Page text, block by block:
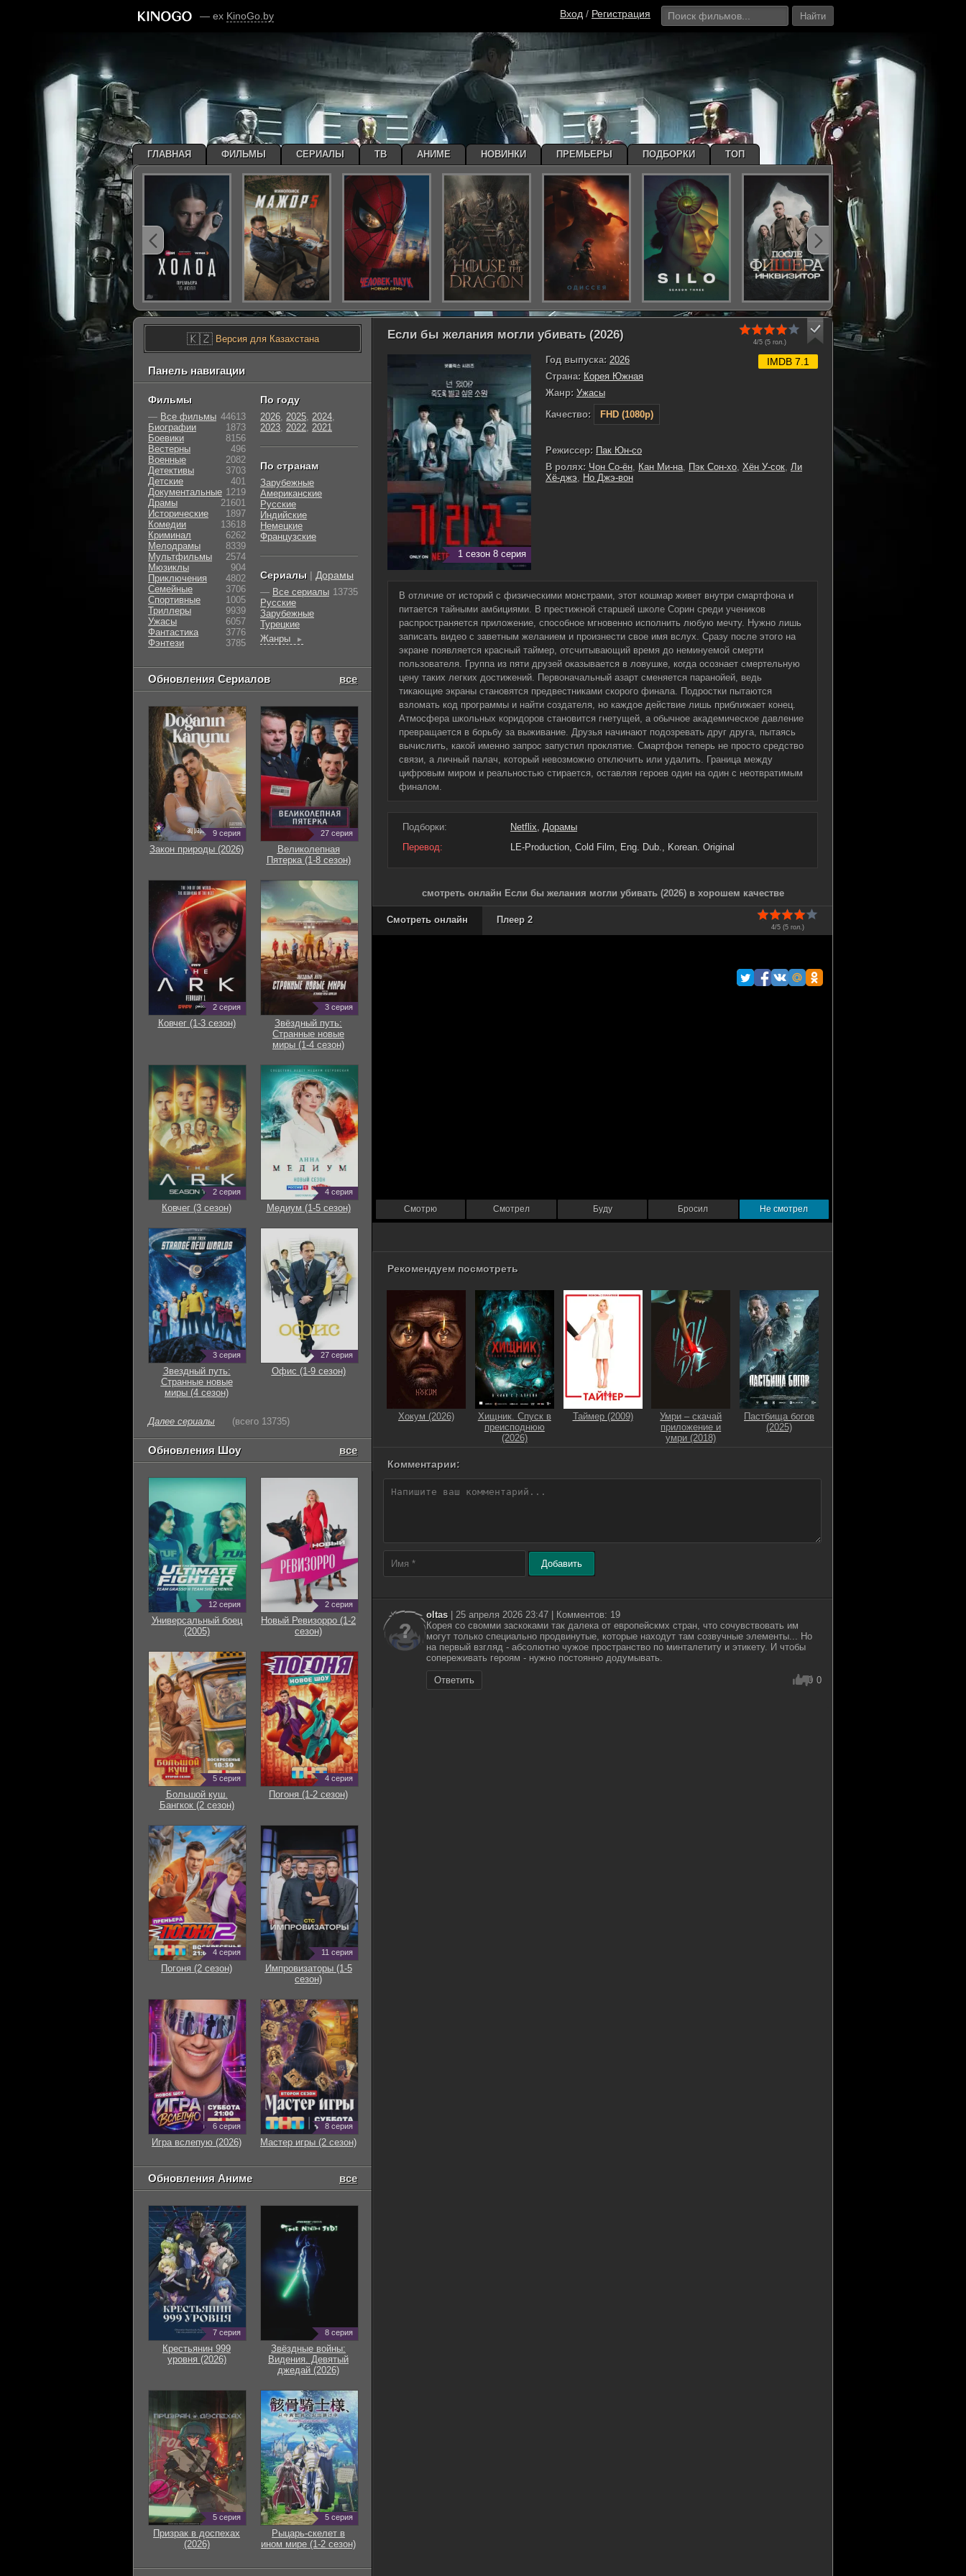
— ex KinoGo.by Вход / Регистрация Найти
Если бы желания могли убивать (2026)
4/5 (5гол.)
1 сезон 8 серия
Год выпуска: 2026
Страна: Корея Южная
Жанр: Ужасы
Качество:
FHD (1080p)
IMDB 7.1
Режиссер: Пак Юн-со
В ролях: Чон Со-ён, Кан Ми-на, Пэк Сон-хо, Хён У-сок, Ли
Хё-джэ, Но Джэ-вон
В отличие от историй с физическими монстрами, этот кошмар живет внутри смартфона и
питается тайными амбициями. В престижной старшей школе Сорин среди учеников
распространяется приложение, способное мгновенно исполнить любую мечту. Нужно лишь
записать видео с заветным желанием и произнести свое имя вслух. Сразу после этого на
экране появляется красный таймер, отсчитывающий время до неминуемой смерти
пользователя. Группа из пяти друзей оказывается в ловушке, когда осознает смертельную
цену таких легких достижений. Первоначальный азарт сменяется паранойей, ведь
тикающие экраны становятся предвестниками скорого финала. Подростки пытаются
взломать код программы и найти создателя, но каждое действие лишь приближает конец.
Атмосфера школьных коридоров становится гнетущей, а обычное академическое давление
превращается в борьбу за выживание. Друзья начинают подозревать друг друга, пытаясь
вычислить, какой именно запрос запустил проклятие. Смартфон теперь не просто средство
связи, а личный палач, который невозможно отключить или удалить. Граница между
цифровым миром и реальностью стирается, оставляя героев один на один с неотвратимым
финалом.
Подборки: Netflix, Дорамы
Перевод:
LE-Production, Cold Film, Eng. Dub., Korean. Original
смотреть онлайн Если бы желания могли убивать (2026) в хорошем качестве
4/5 (5гол.)
Смотреть онлайн Плеер 2
Смотрю Смотрел Буду Бросил Не смотрел
Рекомендуем посмотреть
Хокум (2026)
Хищник. Спуск в
преисподнюю
(2026)
Таймер (2009)
Умри – скачай
приложение и
умри (2018)
Пастбища богов
(2025)
Комментарии:
Добавить
oltas| 25 апреля 2026 23:47 | Комментов: 19
Корея со свомми заскоками так далека от европейскмх стран, что сочувствовать им
могут только специально продвинутые, которые находут там созвучные элементы... Но
на первый взгляд - абсолютно чужое пространство по минталетиту и этикету. И чтобы
сопереживать героям - нужно постоянно додумывать.
Ответить 0 0
🇰🇿Версия для Казахстана
Панель навигации
Фильмы
— Все фильмы 44613
Биографии
1873
Боевики
8156
Вестерны
496
Военные
2082
Детективы
3703
Детские
401
Документальные 1219
Драмы
21601
Исторические
1897
Комедии
13618
Криминал
6262
Мелодрамы
8339
Мультфильмы
2574
Мюзиклы
904
Приключения
4802
Семейные
3706
Cпортивные
1005
Триллеры
9939
Ужасы
6057
Фантастика
3776
Фэнтези
3785
По году
2026, 2025, 2024,
2023, 2022, 2021
По странам
Зарубежные
Американские
Русские
Индийские
Немецкие
Французские
Сериалы | Дорамы
— Все сериалы 13735
Русские
Зарубежные
Турецкие
Жанры
►
Обновления Сериалов все
9 серия
Закон природы (2026)
27 серия
Великолепная
Пятерка (1-8 сезон)
2 серия
Ковчег (1-3 сезон)
3 серия
Звёздный путь:
Странные новые
миры (1-4 сезон)
2 серия
Ковчег (3 сезон)
4 серия
Медиум (1-5 сезон)
3 серия
Звездный путь:
Странные новые
миры (4 сезон)
27 серия
Офис (1-9 сезон)
Далее сериалы (всего 13735)
Обновления Шоу все
12 серия
Универсальный боец
(2005)
2 серия
Новый Ревизорро (1-2
сезон)
5 серия
Большой куш.
Бангкок (2 сезон)
4 серия
Погоня (1-2 сезон)
4 серия
Погоня (2 сезон)
11 серия
Импровизаторы (1-5
сезон)
6 серия
Игра вслепую (2026)
8 серия
Мастер игры (2 сезон)
Обновления Аниме все
7 серия
Крестьянин 999
уровня (2026)
8 серия
Звёздные войны:
Видения. Девятый
джедай (2026)
5 серия
Призрак в доспехах
(2026)
5 серия
Рыцарь-скелет в
ином мире (1-2 сезон)
ГЛАВНАЯ ФИЛЬМЫ СЕРИАЛЫ ТВ АНИМЕ НОВИНКИ ПРЕМЬЕРЫ ПОДБОРКИ ТОП